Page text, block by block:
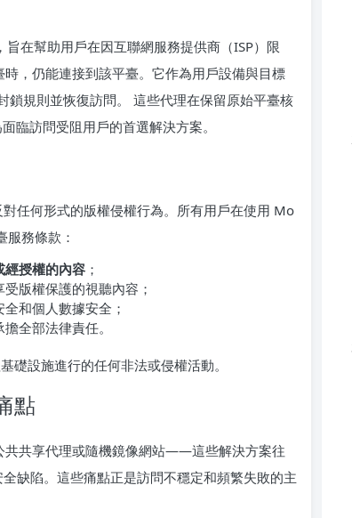
在幫助用戶在因互聯網服務提供商（ISP）限
，仍能連接到該平臺。它作為用戶設備與目標
鎖規則並恢復訪問。 這些代理在保留原始平臺核
臨訪問受阻用戶的首選解決方案。
對任何形式的版權侵權行為。所有用戶在使用 Mo
務條款：
經授權的內容 ；
版權保護的視聽內容；
和個人數據安全；
全部法律責任。
礎設施進行的任何非法或侵權活動。
點
共共享代理或隨機鏡像網站——這些解決方案往
缺陷。這些痛點正是訪問不穩定和頻繁失敗的主